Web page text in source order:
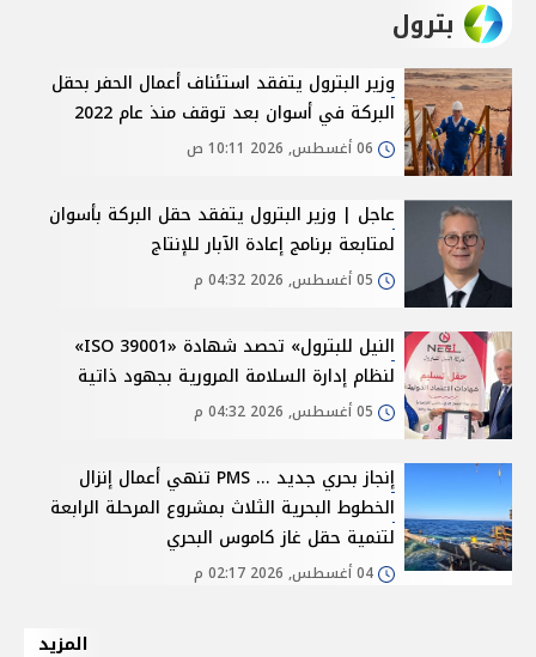
بترول
وزير البترول يتفقد استئناف أعمال الحفر بحقل
البركة في أسوان بعد توقف منذ عام 2022
عاجل | وزير البترول يتفقد حقل البركة بأسوان
لمتابعة برنامج إعادة الآبار للإنتاج
النيل للبترول» تحصد شهادة «ISO 39001»
لنظام إدارة السلامة المرورية بجهود ذاتية
إنجاز بحري جديد ... PMS تنهي أعمال إنزال
الخطوط البحرية الثلاث بمشروع المرحلة الرابعة
لتنمية حقل غاز كاموس البحري
المزيد